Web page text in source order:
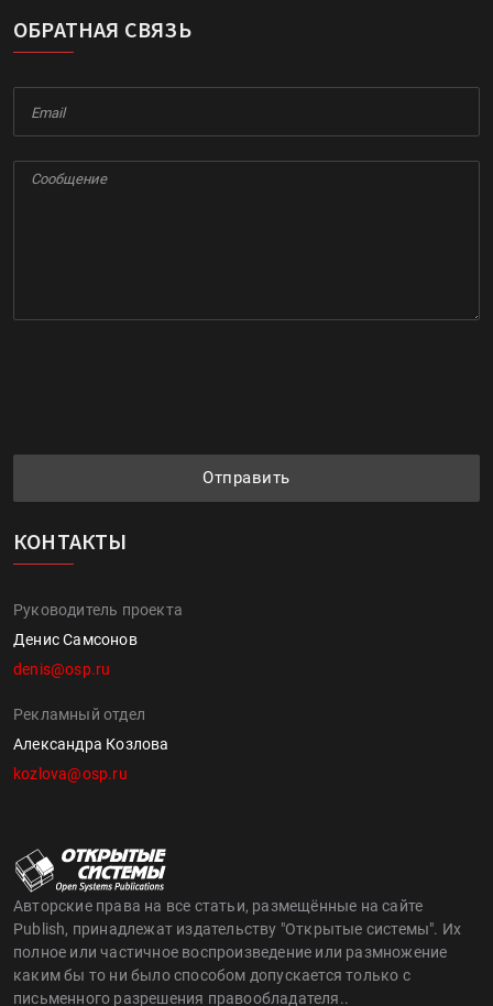
ОБРАТНАЯ СВЯЗЬ
Отправить
КОНТАКТЫ
Руководитель проекта
Денис Самсонов
denis@osp.ru
Рекламный отдел
Александра Козлова
kozlova@osp.ru
Авторские права на все статьи, размещённые на сайте
Publish, принадлежат издательству "Открытые системы". Их
полное или частичное воспроизведение или размножение
каким бы то ни было способом допускается только с
письменного разрешения правообладателя..